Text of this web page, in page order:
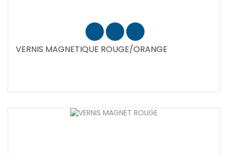
VERNIS MAGNETIQUE ROUGE/ORANGE